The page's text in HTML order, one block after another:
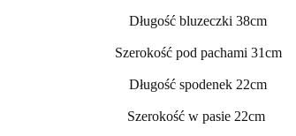
Długość bluzeczki 38cm
Szerokość pod pachami 31cm
Długość spodenek 22cm
Szerokość w pasie 22cm